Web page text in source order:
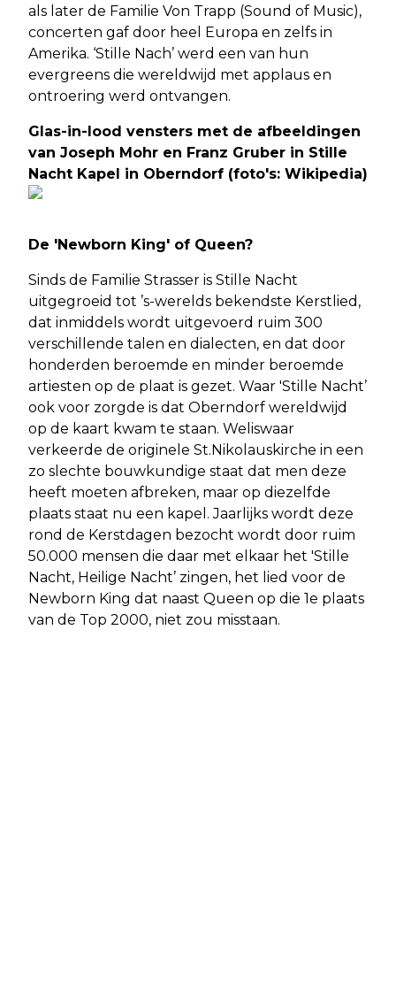
als later de Familie Von Trapp (Sound of Music),
concerten gaf door heel Europa en zelfs in
Amerika. ‘Stille Nach’ werd een van hun
evergreens die wereldwijd met applaus en
ontroering werd ontvangen.
Glas-in-lood vensters met de afbeeldingen
van Joseph Mohr en Franz Gruber in Stille
Nacht Kapel in Oberndorf (foto's: Wikipedia)
De 'Newborn King' of Queen?
Sinds de Familie Strasser is Stille Nacht
uitgegroeid tot ’s-werelds bekendste Kerstlied,
dat inmiddels wordt uitgevoerd ruim 300
verschillende talen en dialecten, en dat door
honderden beroemde en minder beroemde
artiesten op de plaat is gezet. Waar 'Stille Nacht’
ook voor zorgde is dat Oberndorf wereldwijd
op de kaart kwam te staan. Weliswaar
verkeerde de originele St.Nikolauskirche in een
zo slechte bouwkundige staat dat men deze
heeft moeten afbreken, maar op diezelfde
plaats staat nu een kapel. Jaarlijks wordt deze
rond de Kerstdagen bezocht wordt door ruim
50.000 mensen die daar met elkaar het 'Stille
Nacht, Heilige Nacht’ zingen, het lied voor de
Newborn King dat naast Queen op die 1e plaats
van de Top 2000, niet zou misstaan.